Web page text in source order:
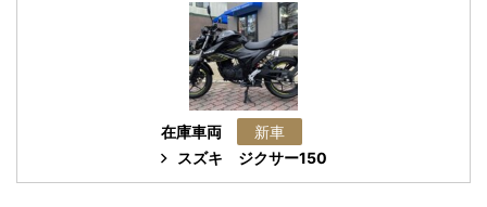
在庫車両
新車
スズキ ジクサー150